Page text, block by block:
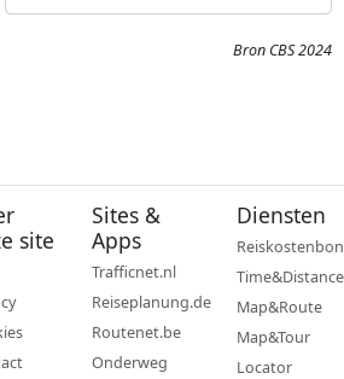
Bron CBS 2024
site
Sites &
Apps
Trafficnet.nl
Reiseplanung.de
Routenet.be
Onderweg
Diensten
Reiskostenbon
Time&Distance
Map&Route
Map&Tour
Locator